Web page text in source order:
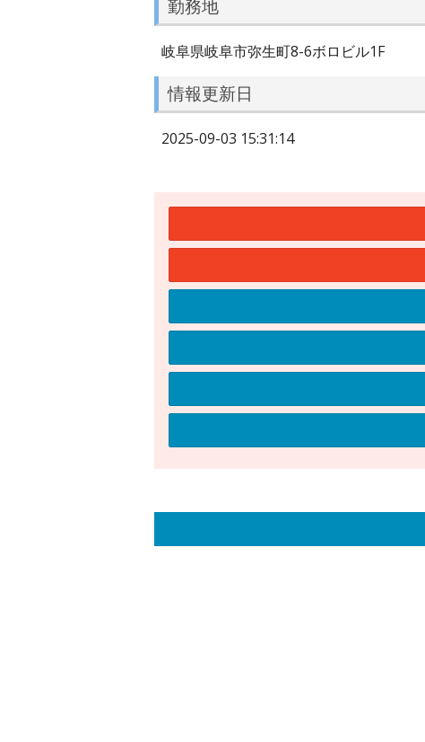
勤務地
岐阜県岐阜市弥生町8-6ボロビル1F
情報更新日
2025-09-03 15:31:14